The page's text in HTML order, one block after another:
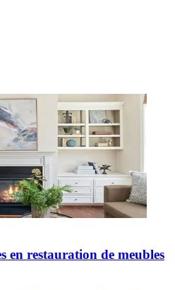
en restauration de meubles